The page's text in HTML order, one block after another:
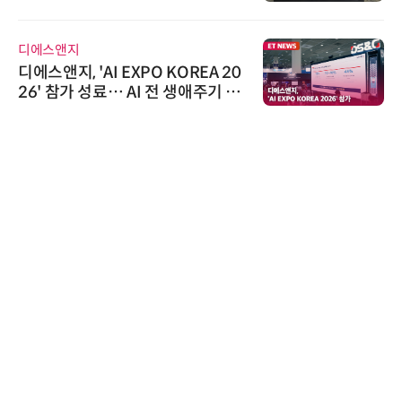
디에스앤지
디에스앤지, 'AI EXPO KOREA 20
26' 참가 성료… AI 전 생애주기 아